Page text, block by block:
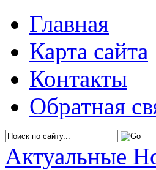
Главная
Карта сайта
Контакты
Обратная
Актуальные